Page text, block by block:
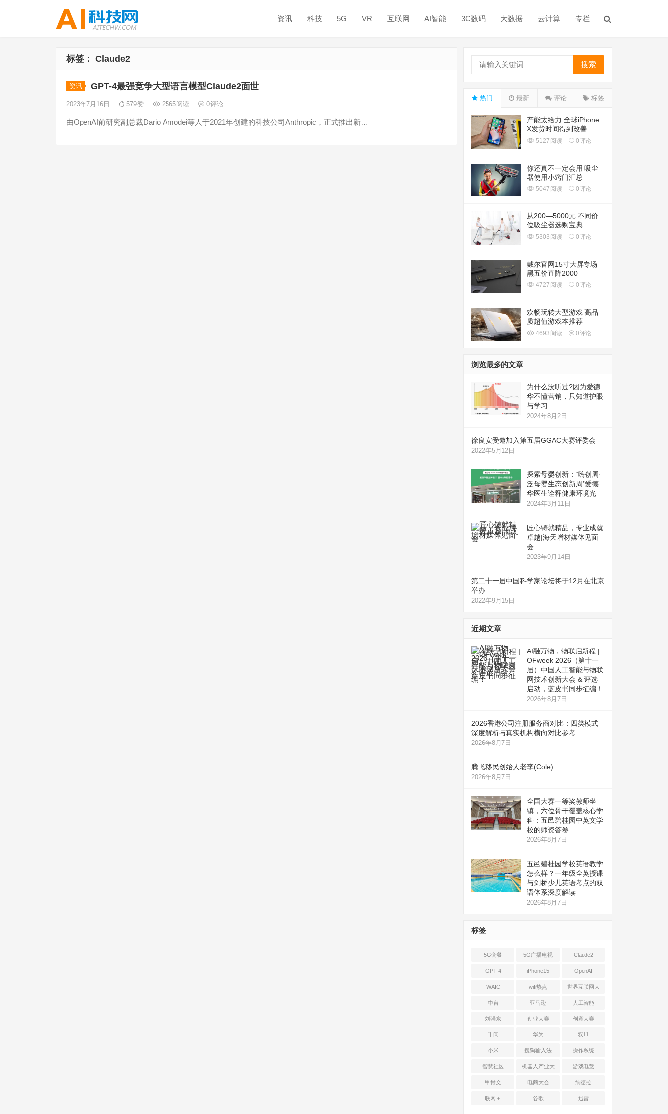
资讯 科技 5G VR 互联网 AI智能 3C数码 大数据 云计算 专栏
标签： Claude2
资讯 GPT-4最强竞争大型语言模型Claude2面世
2023年7月16日 579赞 2565阅读 0评论
由OpenAI前研究副总裁Dario Amodei等人于2021年创建的科技公司Anthropic，正式推出新…
搜索
热门 最新 评论 标签
产能太给力 全球iPhone
X发货时间得到改善
5127 阅读 0评论
你还真不一定会用 吸尘
器使用小窍门汇总
5047 阅读 0评论
从200—5000元 不同价
位吸尘器选购宝典
5303 阅读 0评论
戴尔官网15寸大屏专场
黑五价直降2000
4727 阅读 0评论
欢畅玩转大型游戏 高品
质超值游戏本推荐
4693 阅读 0评论
浏览最多的文章
为什么没听过?因为爱德
华不懂营销，只知道护眼
与学习
2024年8月2日
徐良安受邀加入第五届GGAC大赛评委会
2022年5月12日
探索母婴创新：“嗨创周·
泛母婴生态创新周”爱德
华医生诠释健康环境光
2024年3月11日
匠心铸就精品，专业成就
卓越|海天增材媒体见面
会
2023年9月14日
第二十一届中国科学家论坛将于12月在北京
举办
2022年9月15日
近期文章
AI融万物，物联启新程 |
OFweek 2026（第十一
届）中国人工智能与物联
网技术创新大会 & 评选
启动，蓝皮书同步征编！
2026年8月7日
2026香港公司注册服务商对比：四类模式
深度解析与真实机构横向对比参考
2026年8月7日
腾飞移民创始人老李(Cole)
2026年8月7日
全国大赛一等奖教师坐
镇，六位骨干覆盖核心学
科：五邑碧桂园中英文学
校的师资答卷
2026年8月7日
五邑碧桂园学校英语教学
怎么样？一年级全英授课
与剑桥少儿英语考点的双
语体系深度解读
2026年8月7日
标签
5G套餐 5G广播电视 Claude2
GPT-4 iPhone15 OpenAI
WAIC wifi热点 世界互联网大
会
中台 亚马逊 人工智能
刘强东 创业大赛 创意大赛
千问 华为 双11
小米 搜狗输入法 操作系统
智慧社区 机器人产业大
会
游戏电竞
甲骨文 电商大会 纳德拉
联网＋ 谷歌 迅雷